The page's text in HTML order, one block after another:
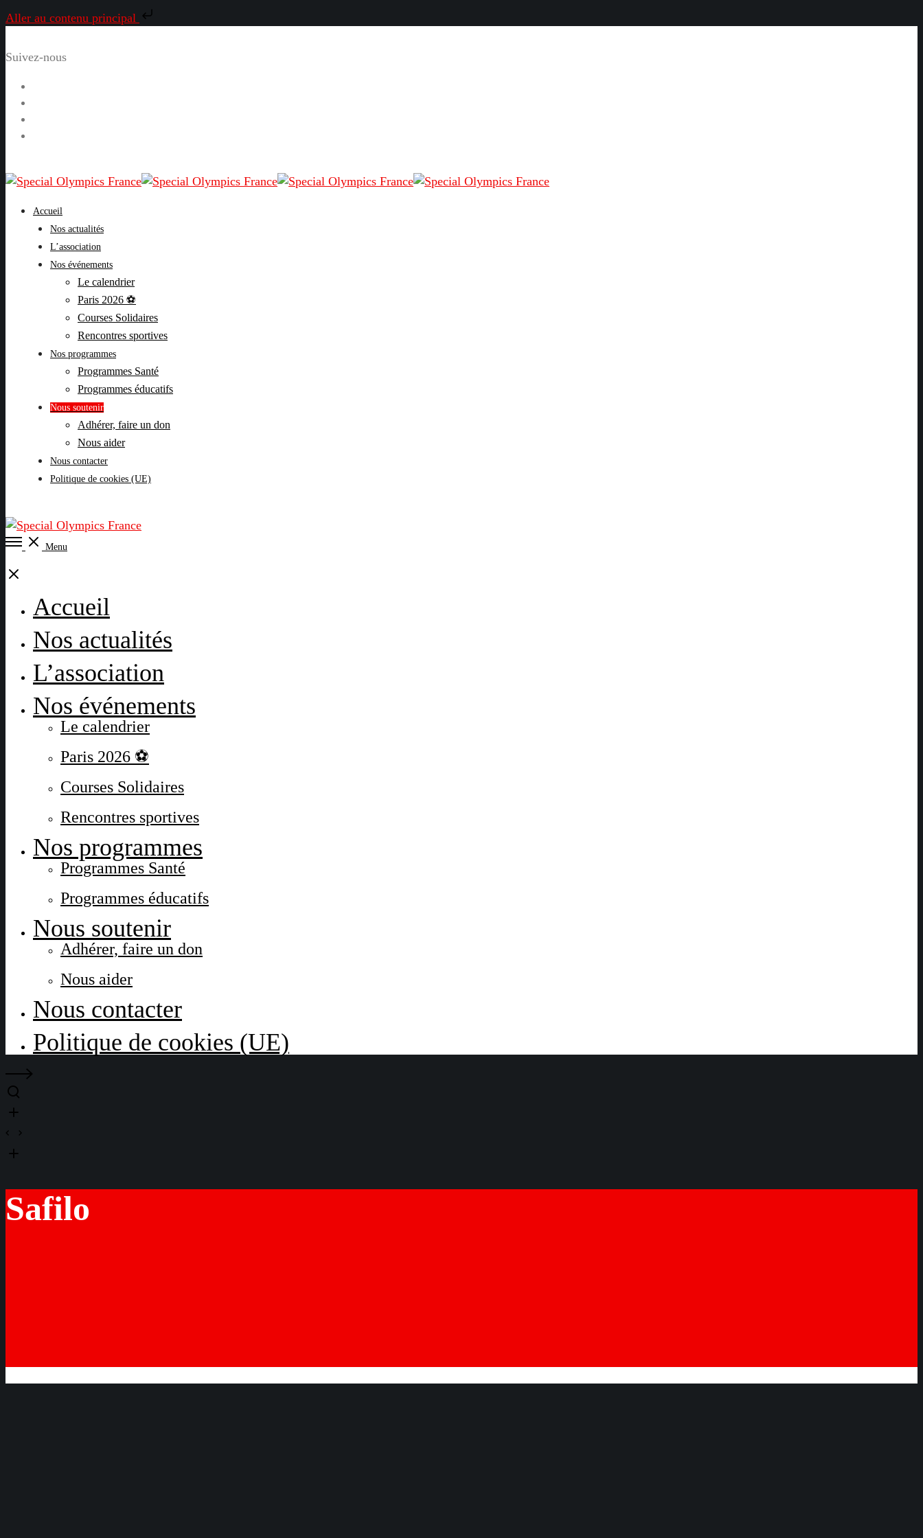
Aller au contenu principal
Suivez-nous
Accueil
Nos actualités
L’association
Nos événements
Le calendrier
Paris 2026 ⚽
Courses Solidaires
Rencontres sportives
Nos programmes
Programmes Santé
Programmes éducatifs
Nous soutenir
Adhérer, faire un don
Nous aider
Nous contacter
Politique de cookies (UE)
Open
Menu
Close
Accueil
Nos actualités
L’association
Nos événements
Le calendrier
Paris 2026 ⚽
Courses Solidaires
Rencontres sportives
Nos programmes
Programmes Santé
Programmes éducatifs
Nous soutenir
Adhérer, faire un don
Nous aider
Nous contacter
Politique de cookies (UE)
Safilo